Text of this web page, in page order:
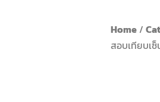
Home /
สอบเทียบเ